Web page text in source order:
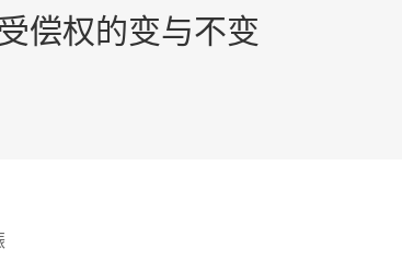
偿权的变与不变